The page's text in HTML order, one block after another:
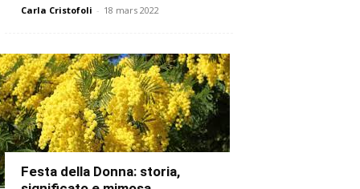
Carla Cristofoli - 18 mars 2022
Festa della Donna: storia,